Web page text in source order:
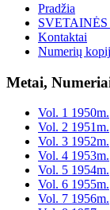
Pradžia
Kontaktai
Numerių
Metai,
Vol. 1 1950m.
Vol. 2 1951m.
Vol. 3 1952m.
Vol. 4 1953m.
Vol. 5 1954m.
Vol. 6 1955m.
Vol. 7 1956m.